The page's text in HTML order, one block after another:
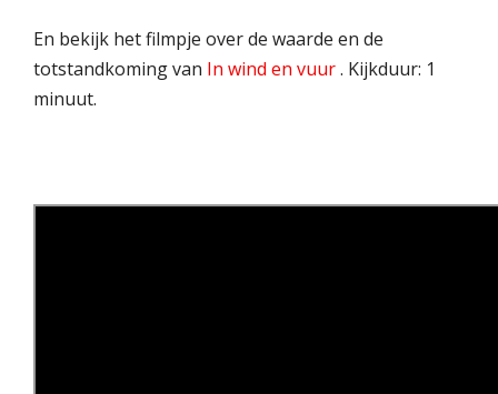
En bekijk het filmpje over de waarde en de
totstandkoming van In wind en vuur. Kijkduur: 1
minuut.